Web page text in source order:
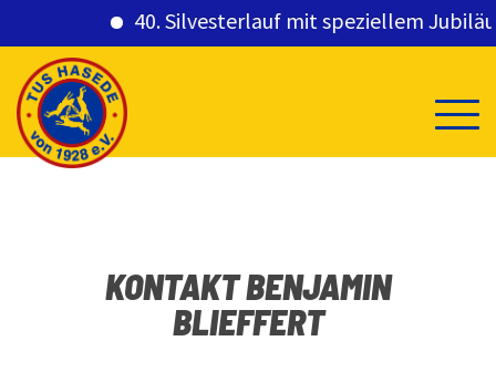
40. Silvesterlauf mit speziellem
content
KONTAKT BENJAMIN
BLIEFFERT